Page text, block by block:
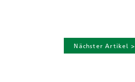
Nächster Artikel >